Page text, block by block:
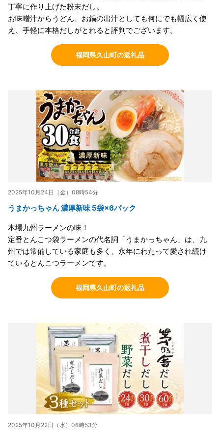
丁寧に作り上げた粉末だし。
お味噌汁からうどん、お鍋の出汁としても何にでも幅広く使
え、手軽に本格だしがとれると評判でございます。
福岡県久山町の返礼品
2025年10月24日（金）08時54分
うまかっちゃん 濃厚新味 5袋×6パック
本場九州ラーメンの味！
定番とんこつ袋ラーメンの代名詞「うまかっちゃん」は、九
州では常備している家庭も多く、永年にわたって愛され続け
ているとんこつラーメンです。
福岡県久山町の返礼品
2025年10月22日（水）08時53分